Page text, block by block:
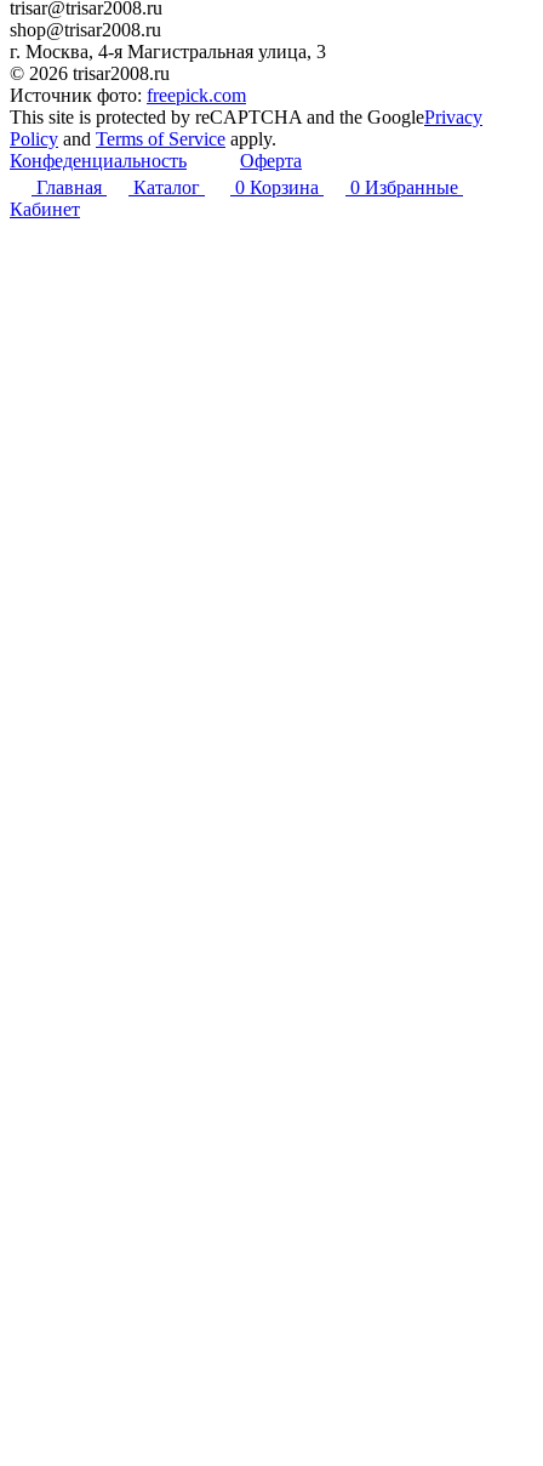
trisar@trisar2008.ru
shop@trisar2008.ru
г. Москва, 4-я Магистральная улица, 3
© 2026 trisar2008.ru
Источник фото: freepick.com
This site is protected by reCAPTCHA and the GooglePrivacy
Policy and Terms of Service apply.
Конфеденциальность
Оферта
Главная
Каталог 0 Корзина 0 Избранные
Кабинет